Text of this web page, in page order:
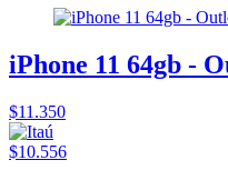
iPhone 11 64gb -
$11.350
$10.556